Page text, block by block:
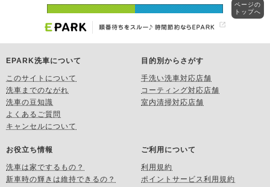
EPARK洗車について
このサイトについて
洗車までのながれ
洗車の豆知識
よくあるご質問
キャンセルについて
目的別からさがす
手洗い洗車対応店舗
コーティング対応店舗
室内清掃対応店舗
お役立ち情報
洗車は家でするもの？
新車時の輝きは維持できるの？
ご利用について
利用規約
ポイントサービス利用規約
ページの
トップへ